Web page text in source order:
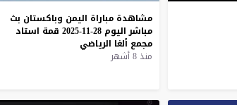
مشاهدة مباراة اليمن وباكستان بث
مباشر اليوم 28-11-2025 قمة استاد
مجمع ألغا الرياضي
منذ 8 أشهر